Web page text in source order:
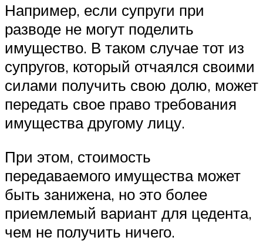
Например, если супруги при
разводе не могут поделить
имущество. В таком случае тот из
супругов, который отчаялся своими
силами получить свою долю, может
передать свое право требования
имущества другому лицу.
При этом, стоимость
передаваемого имущества может
быть занижена, но это более
приемлемый вариант для цедента,
чем не получить ничего.